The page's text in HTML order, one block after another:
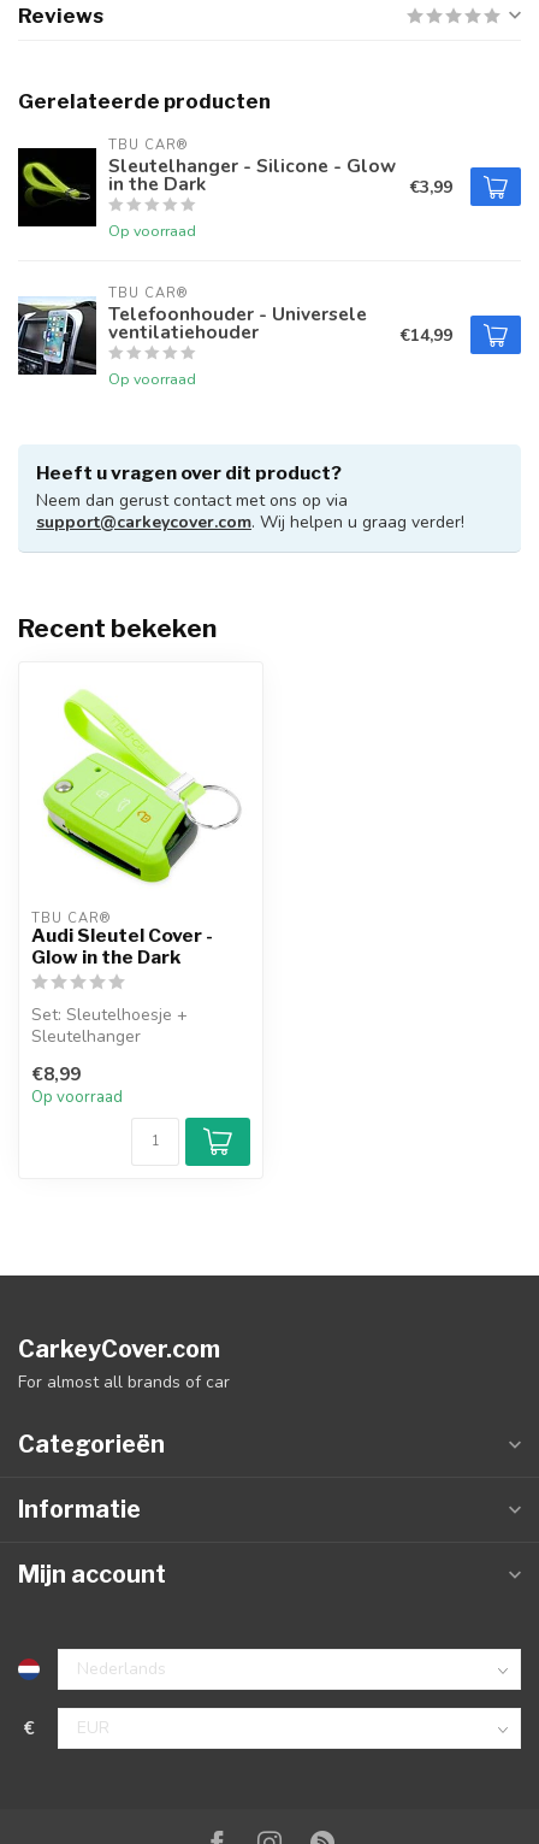
Reviews
Gerelateerde producten
TBU CAR®
Sleutelhanger - Silicone - Glow
in the Dark
Op voorraad
€3,99
TBU CAR®
Telefoonhouder - Universele
ventilatiehouder
Op voorraad
€14,99
Heeft u vragen over dit product?
Neem dan gerust contact met ons op via
support@carkeycover.com. Wij helpen u graag verder!
Recent bekeken
TBU CAR®
Audi Sleutel Cover -
Glow in the Dark
Set: Sleutelhoesje +
Sleutelhanger
€8,99
Op voorraad
CarkeyCover.com
For almost all brands of car
Categorieën
Informatie
Mijn account
€